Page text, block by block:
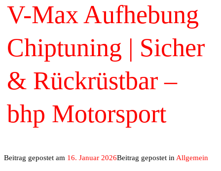
V-Max Aufhebung
Chiptuning | Sicher
& Rückrüstbar –
bhp Motorsport
Beitrag gepostet am 16. Januar 2026Beitrag gepostet in Allgemein